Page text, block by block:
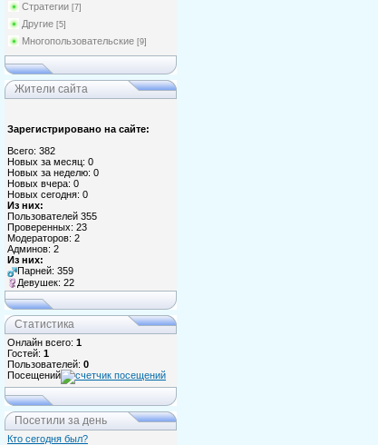
Стратегии [7]
Другие [5]
Многопользовательские [9]
Жители сайта
Зарегистрировано на сайте:
Всего: 382
Новых за месяц: 0
Новых за неделю: 0
Новых вчера: 0
Новых сегодня: 0
Из них:
Пользователей 355
Проверенных: 23
Модераторов: 2
Админов: 2
Из них:
Парней: 359
Девушек: 22
Статистика
Онлайн всего: 1
Гостей: 1
Пользователей: 0
Посещений
Посетили за день
Кто сегодня был?